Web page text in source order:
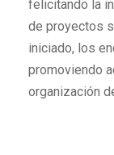
felicitando la
de proyectos
iniciado, los
promoviendo
organización